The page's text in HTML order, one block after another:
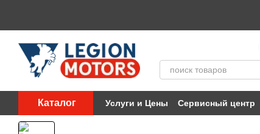
Каталог Услуги и Цены Сервисный центр